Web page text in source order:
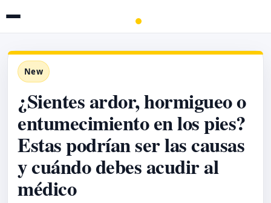
New
¿Sientes ardor, hormigueo o
entumecimiento en los pies?
Estas podrían ser las causas
y cuándo debes acudir al
médico